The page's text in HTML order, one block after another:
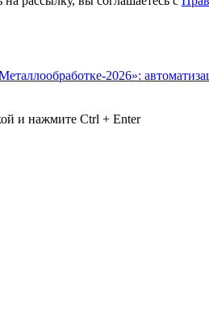
2026»:
и нажмите Ctrl + Enter